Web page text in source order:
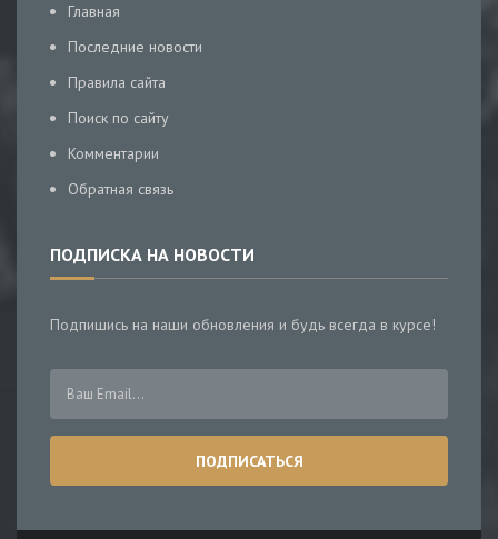
Главная
Последние новости
Правила сайта
Поиск по сайту
Комментарии
Обратная связь
ПОДПИСКА НА НОВОСТИ
Подпишись на наши обновления и будь всегда в курсе!